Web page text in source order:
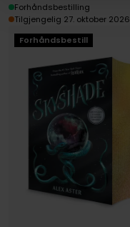
Forhåndsbestill
Forhåndsbestilling
Tilgjengelig 27. oktober 2026